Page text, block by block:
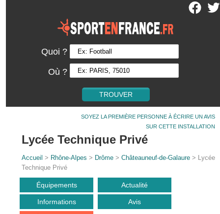
Quoi ?
Où ?
SOYEZ LA PREMIÈRE PERSONNE À ÉCRIRE UN AVIS
SUR CETTE INSTALLATION
Lycée Technique Privé
Accueil > Rhône-Alpes > Drôme >Châteauneuf-de-Galaure > Lycée
Technique Privé
Équipements Actualité
Informations Avis